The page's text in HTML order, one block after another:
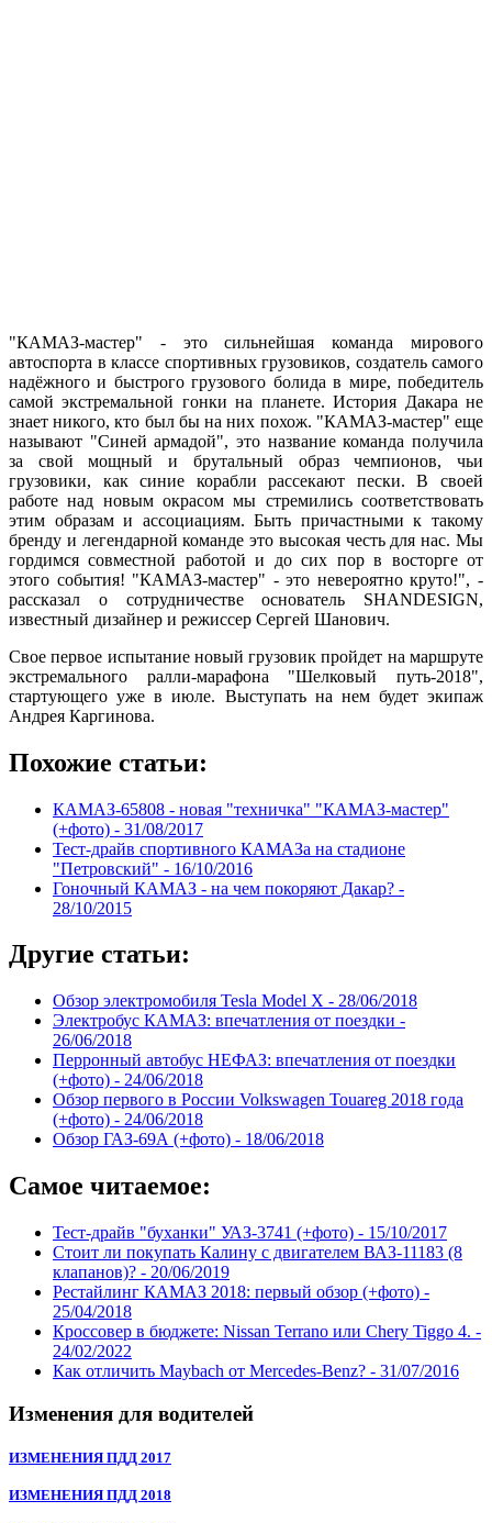
"КАМАЗ-мастер" - это сильнейшая команда мирового
автоспорта в классе спортивных грузовиков, создатель самого
надёжного и быстрого грузового болида в мире, победитель
самой экстремальной гонки на планете. История Дакара не
знает никого, кто был бы на них похож. "КАМАЗ-мастер" еще
называют "Синей армадой", это название команда получила
за свой мощный и брутальный образ чемпионов, чьи
грузовики, как синие корабли рассекают пески. В своей
работе над новым окрасом мы стремились соответствовать
этим образам и ассоциациям. Быть причастными к такому
бренду и легендарной команде это высокая честь для нас. Мы
гордимся совместной работой и до сих пор в восторге от
этого события! "КАМАЗ-мастер" - это невероятно круто!", -
рассказал о сотрудничестве основатель SHANDESIGN,
известный дизайнер и режиссер Сергей Шанович.
Свое первое испытание новый грузовик пройдет на маршруте
экстремального ралли-марафона "Шелковый путь-2018",
стартующего уже в июле. Выступать на нем будет экипаж
Андрея Каргинова.
Похожие статьи:
КАМАЗ-65808 - новая "техничка" "КАМАЗ-мастер"
(+фото) - 31/08/2017
Тест-драйв спортивного КАМАЗа на стадионе
"Петровский" - 16/10/2016
Гоночный КАМАЗ - на чем покоряют Дакар? -
28/10/2015
Другие статьи:
Обзор электромобиля Tesla Model X - 28/06/2018
Электробус КАМАЗ: впечатления от поездки -
26/06/2018
Перронный автобус НЕФАЗ: впечатления от поездки
(+фото) - 24/06/2018
Обзор первого в России Volkswagen Touareg 2018 года
(+фото) - 24/06/2018
Обзор ГАЗ-69А (+фото) - 18/06/2018
Самое читаемое:
Тест-драйв "буханки" УАЗ-3741 (+фото) - 15/10/2017
Стоит ли покупать Калину с двигателем ВАЗ-11183 (8
клапанов)? - 20/06/2019
Рестайлинг КАМАЗ 2018: первый обзор (+фото) -
25/04/2018
Кроссовер в бюджете: Nissan Terrano или Chery Tiggo 4. -
24/02/2022
Как отличить Maybach от Mercedes-Benz? - 31/07/2016
Изменения для водителей
ИЗМЕНЕНИЯ ПДД 2017
ИЗМЕНЕНИЯ ПДД 2018